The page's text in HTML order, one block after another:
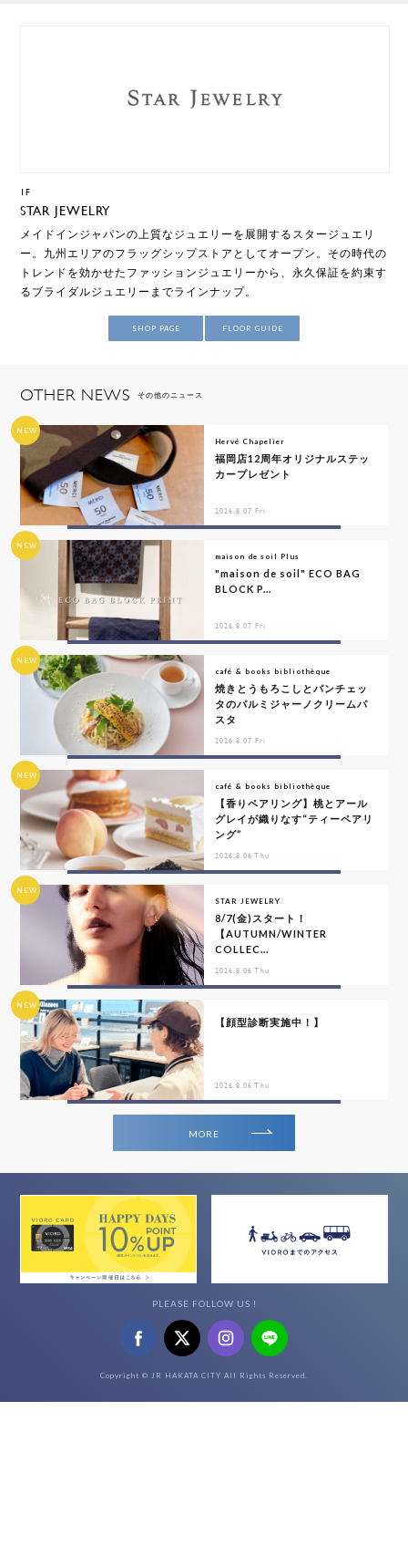
1F
STAR JEWELRY
メイドインジャパンの上質なジュエリーを展開するスタージュエリ
ー。九州エリアのフラッグシップストアとしてオープン。その時代の
トレンドを効かせたファッションジュエリーから、永久保証を約束す
るブライダルジュエリーまでラインナップ。
SHOP PAGE FLOOR GUIDE
OTHER NEWS その他のニュース
NEW
Hervé Chapelier
福岡店12周年オリジナルステッ
カープレゼント
2026.8.07 Fri
NEW
maison de soil Plus
"maison de soil" ECO BAG
BLOCK P...
2026.8.07 Fri
NEW
café & books bibliothèque
焼きとうもろこしとパンチェッ
タのパルミジャーノクリームパ
スタ
2026.8.07 Fri
NEW
café & books bibliothèque
【香りペアリング】桃とアール
グレイが織りなす“ティーペアリ
ング”
2026.8.06 Thu
NEW
STAR JEWELRY
8/7(金)スタート！
【AUTUMN/WINTER
COLLEC...
2026.8.06 Thu
NEW
【顔型診断実施中！】
2026.8.06 Thu
MORE
PLEASE FOLLOW US !
Copyright © JR HAKATA CITY All Rights Reserved.